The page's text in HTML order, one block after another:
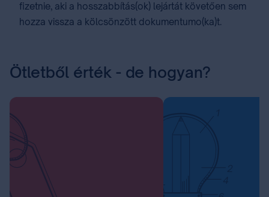
fizetnie, aki a hosszabbítás(ok) lejártát követően sem
hozza vissza a kölcsönzött dokumentumo(ka)t.
Ötletből érték - de hogyan?